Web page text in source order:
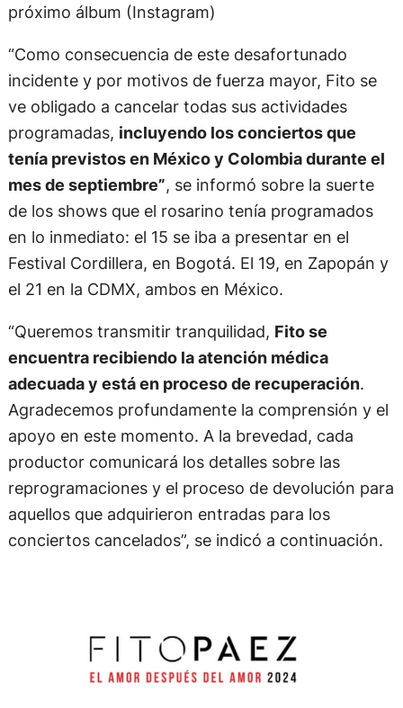
próximo álbum (Instagram)
“Como consecuencia de este desafortunado
incidente y por motivos de fuerza mayor, Fito se
ve obligado a cancelar todas sus actividades
programadas, incluyendo los conciertos que
tenía previstos en México y Colombia durante el
mes de septiembre”, se informó sobre la suerte
de los shows que el rosarino tenía programados
en lo inmediato: el 15 se iba a presentar en el
Festival Cordillera, en Bogotá. El 19, en Zapopán y
el 21 en la CDMX, ambos en México.
“Queremos transmitir tranquilidad, Fito se
encuentra recibiendo la atención médica
adecuada y está en proceso de recuperación.
Agradecemos profundamente la comprensión y el
apoyo en este momento. A la brevedad, cada
productor comunicará los detalles sobre las
reprogramaciones y el proceso de devolución para
aquellos que adquirieron entradas para los
conciertos cancelados”, se indicó a continuación.